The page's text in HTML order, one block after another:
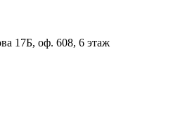
17Б, оф. 608, 6 этаж